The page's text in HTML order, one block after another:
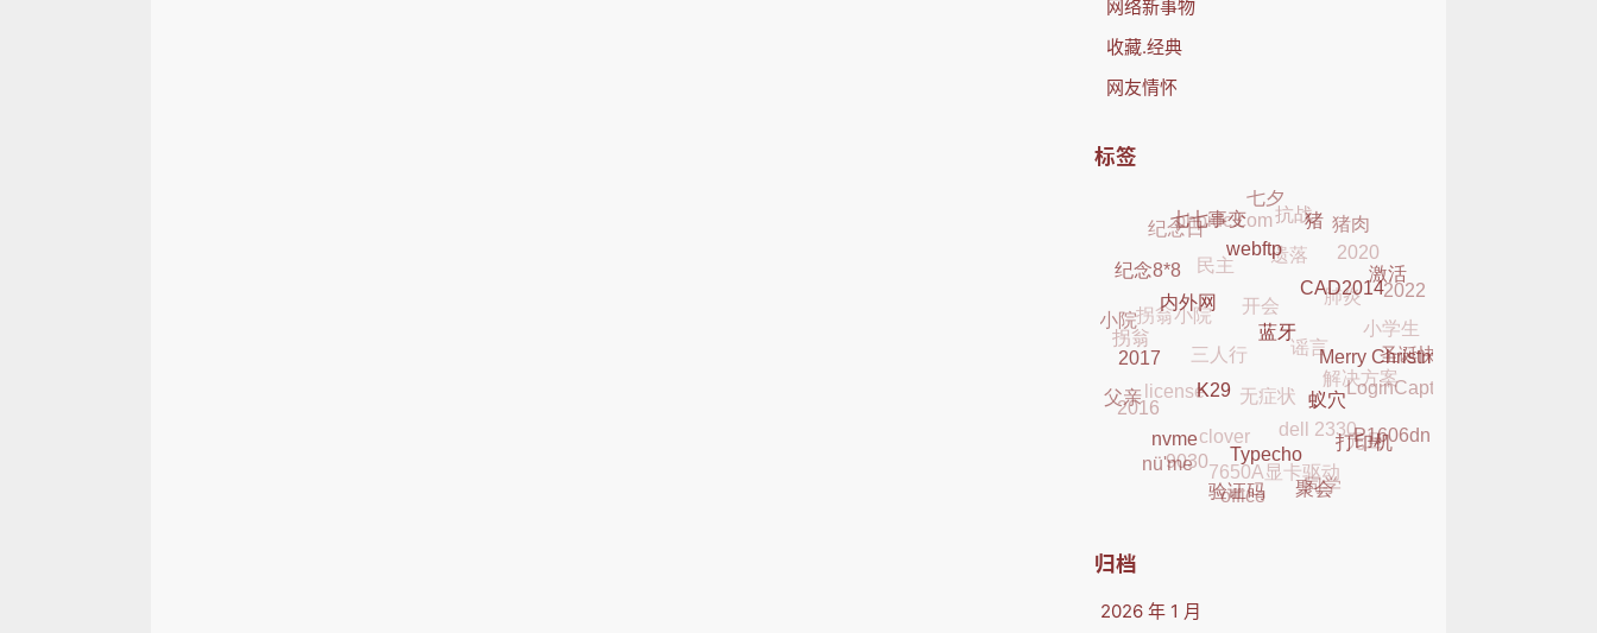
网络新事物
收藏.经典
网友情怀
标签
P1606dn
打印机
聚会
同学
元旦
LoginCaptcha
圣诞快乐
Merry Christmas
蚁穴
Typecho
验证码
office
7650A显卡驱动
dell 2330
解决方案
2022
激活
CAD2014
蓝牙
K29
nvme
nü'me
9030
无症状
谣言
2020
猪肉
猪
webftp
2017
父亲
2016
三人行
开会
遗落
抗战
七夕
七七事变
纪念8*8
小院
拐翁
拐翁小院
民主
phpidc.com
纪念日
归档
2026 年 1 月